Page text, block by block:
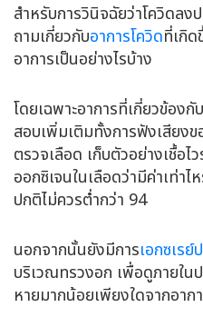
สำหรับการวินิจฉัยว่าโควิดลง
ถามเกี่ยวกับอาการโควิดที่เกิด
อาการเป็นอย่างไรบ้าง
โดยเฉพาะอาการที่เกี่ยวข้อง
สอบเพิ่มเติมทั้งการฟังเสียง
ตรวจเลือด เก็บตัวอย่างเชื้อ
ออกซิเจนในเลือดว่ามีค่าเท่า
ปกติไม่ควรต่ำกว่า 94
นอกจากนั้นยังมีการเอกซเรย์
บริเวณทรวงอก เพื่อดูภายใน
หายมากน้อยเพียงใดจากอาก